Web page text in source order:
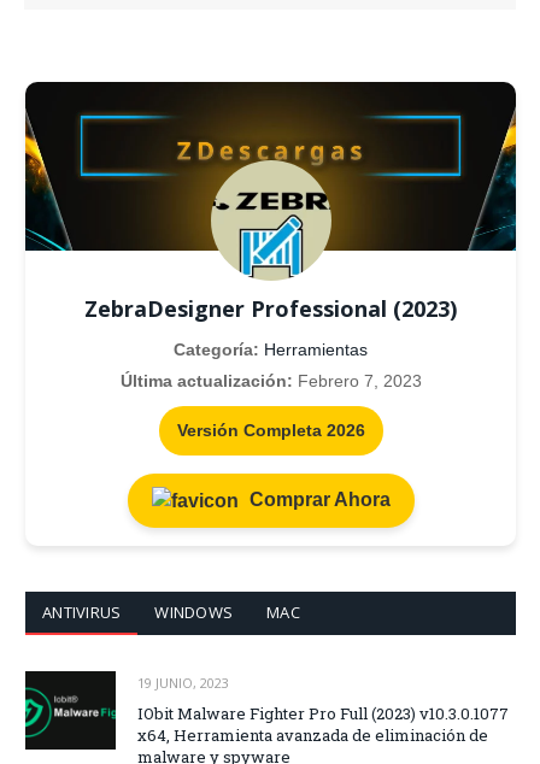
ZebraDesigner Professional (2023)
Categoría: Herramientas
Última actualización: Febrero 7, 2023
Versión Completa 2026
Comprar Ahora
ANTIVIRUS WINDOWS MAC
19 JUNIO, 2023
IObit Malware Fighter Pro Full (2023) v10.3.0.1077
x64, Herramienta avanzada de eliminación de
malware y spyware